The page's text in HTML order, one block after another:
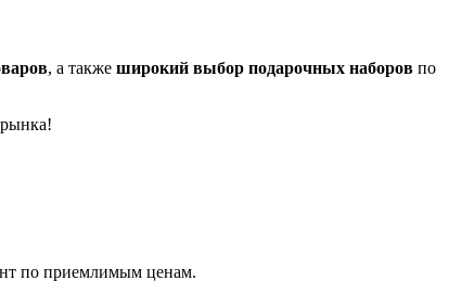
, а также широкий выбор подарочных наборов по